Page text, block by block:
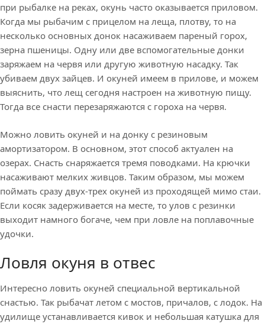
при рыбалке на реках, окунь часто оказывается приловом.
Когда мы рыбачим с прицелом на леща, плотву, то на
несколько основных донок насаживаем пареный горох,
зерна пшеницы. Одну или две вспомогательные донки
заряжаем на червя или другую животную насадку. Так
убиваем двух зайцев. И окуней имеем в прилове, и можем
выяснить, что лещ сегодня настроен на животную пищу.
Тогда все снасти перезаряжаются с гороха на червя.
Можно ловить окуней и на донку с резиновым
амортизатором. В основном, этот способ актуален на
озерах. Снасть снаряжается тремя поводками. На крючки
насаживают мелких живцов. Таким образом, мы можем
поймать сразу двух-трех окуней из проходящей мимо стаи.
Если косяк задерживается на месте, то улов с резинки
выходит намного богаче, чем при ловле на поплавочные
удочки.
Ловля окуня в отвес
Интересно ловить окуней специальной вертикальной
снастью. Так рыбачат летом с мостов, причалов, с лодок. На
удилище устанавливается кивок и небольшая катушка для